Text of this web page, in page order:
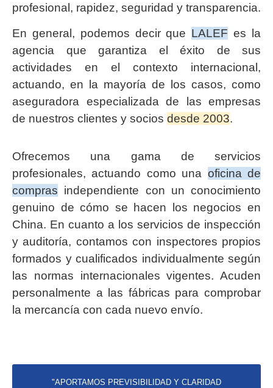
profesional, rapidez, seguridad y transparencia.
En general, podemos decir que LALEF es la
agencia que garantiza el éxito de sus
actividades en el contexto internacional,
actuando, en la mayoría de los casos, como
aseguradora especializada de las empresas
de nuestros clientes y socios desde 2003.
Ofrecemos una gama de servicios
profesionales, actuando como una oficina de
compras independiente con un conocimiento
genuino de cómo se hacen los negocios en
China. En cuanto a los servicios de inspección
y auditoría, contamos con inspectores propios
formados y cualificados individualmente según
las normas internacionales vigentes. Acuden
personalmente a las fábricas para comprobar
la mercancía con cada nuevo envío.
"APORTAMOS PREVISIBILIDAD Y CLARIDAD